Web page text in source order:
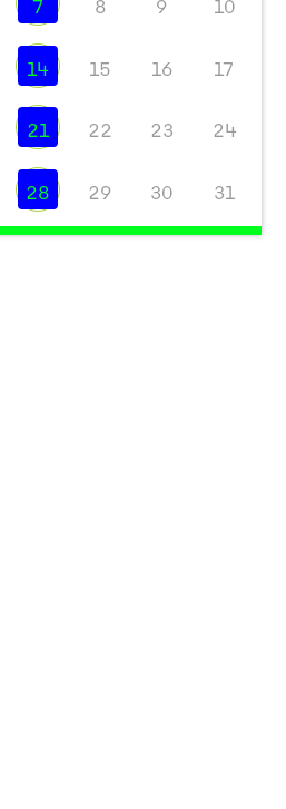
7 8 9 10
14 15 16 17
21 22 23 24
28 29 30 31